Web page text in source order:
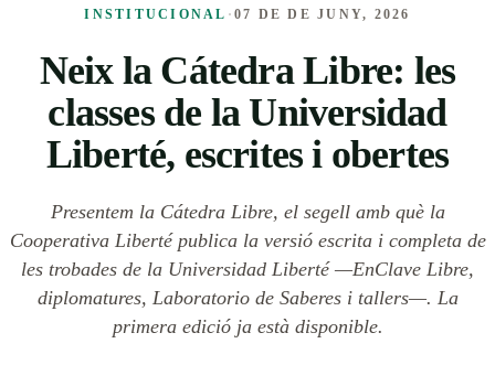
INSTITUCIONAL · 07 DE DE JUNY, 2026
Neix la Cátedra Libre: les
classes de la Universidad
Liberté, escrites i obertes
Presentem la Cátedra Libre, el segell amb què la
Cooperativa Liberté publica la versió escrita i completa de
les trobades de la Universidad Liberté —EnClave Libre,
diplomatures, Laboratorio de Saberes i tallers—. La
primera edició ja està disponible.